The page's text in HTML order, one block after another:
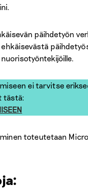
päihdetyön
ehkäisevästä
ei tarvitse
tästä:
toteutetaan